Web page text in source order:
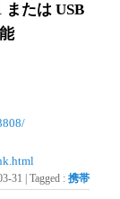
または USB
31 Tagged : 携帯